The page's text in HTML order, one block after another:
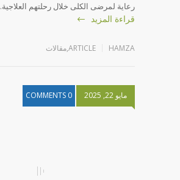
رعاية لمرضى الكلى خلال رحلتهم العلاجية.
قراءة المزيد
HAMZA
ARTICLE
,مقالات
مايو 22, 2025 0 COMMENTS